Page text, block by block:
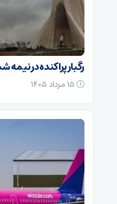
رگبار پراکنده در نیمه